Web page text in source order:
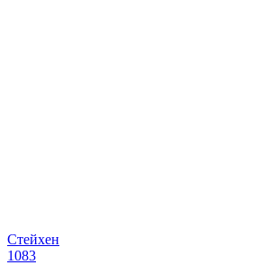
Стейхен
1083